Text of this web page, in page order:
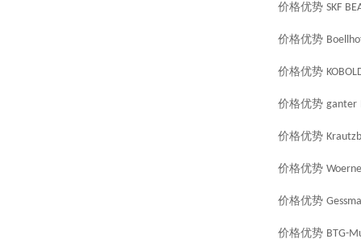
价格优势 SKF
价格优势
价格优势
价格优势 ganter
价格优势
价格优势
价格优势
价格优势 BTG-